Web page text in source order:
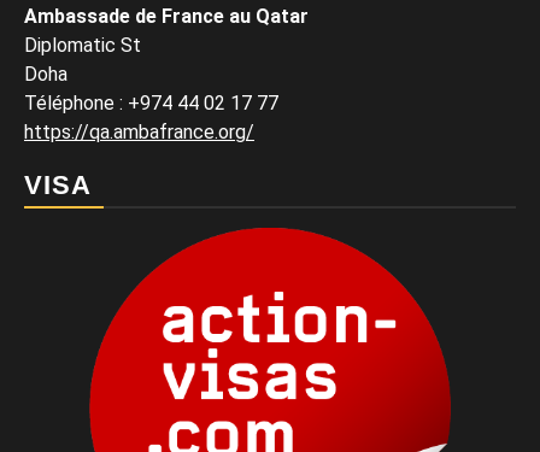
Ambassade de France au Qatar
Diplomatic St
Doha
Téléphone : +974 44 02 17 77
https://qa.ambafrance.org/
VISA